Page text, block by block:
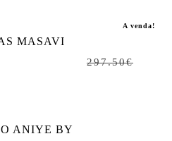
A venda!
MASAVI
297.50€
ANIYE BY